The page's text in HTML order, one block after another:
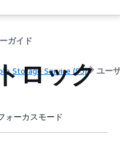
ガイド
Storage Service (S3) ユー
ロック
ォーカスモード